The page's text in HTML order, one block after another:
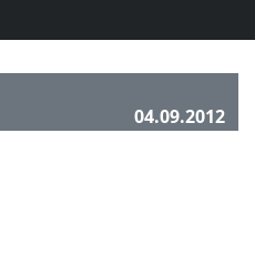
04.09.2012